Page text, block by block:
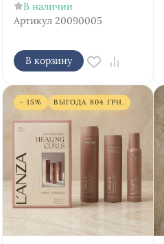
В наличии
Артикул 20090005
В корзину
- 15% ВЫГОДА 804 ГРН.